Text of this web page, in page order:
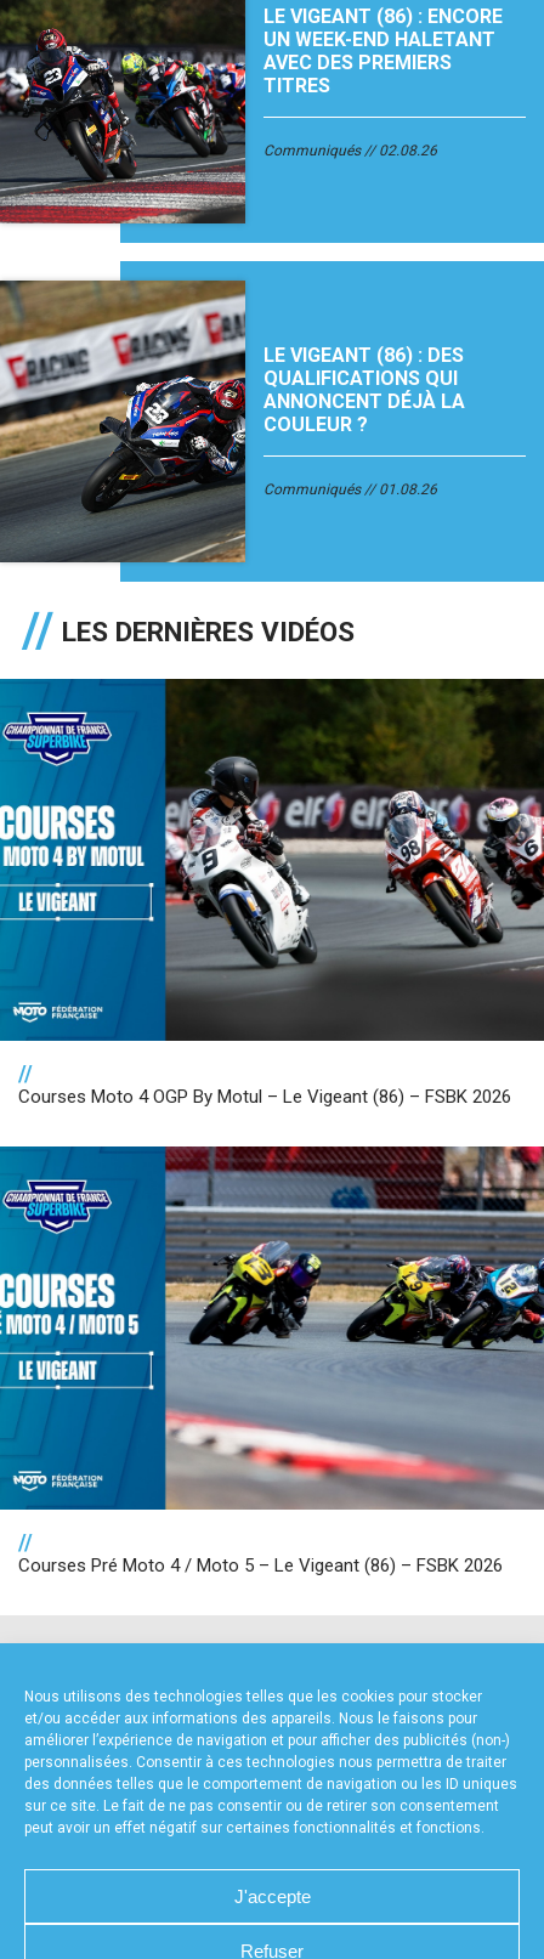
Nous utilisons des technologies telles que les cookies pour stocker
et/ou accéder aux informations des appareils. Nous le faisons pour
améliorer l’expérience de navigation et pour afficher des publicités (non-)
personnalisées. Consentir à ces technologies nous permettra de traiter
des données telles que le comportement de navigation ou les ID uniques
sur ce site. Le fait de ne pas consentir ou de retirer son consentement
peut avoir un effet négatif sur certaines fonctionnalités et fonctions.
J'accepte
Refuser
LE VIGEANT (86) : ENCORE
UN WEEK-END HALETANT
AVEC DES PREMIERS
TITRES
Communiqués 02.08.26
LE VIGEANT (86) : DES
QUALIFICATIONS QUI
ANNONCENT DÉJÀ LA
COULEUR ?
Communiqués 01.08.26
LES DERNIÈRES VIDÉOS
//
Courses Moto 4 OGP By Motul – Le Vigeant (86) – FSBK 2026
//
Courses Pré Moto 4 / Moto 5 – Le Vigeant (86) – FSBK 2026